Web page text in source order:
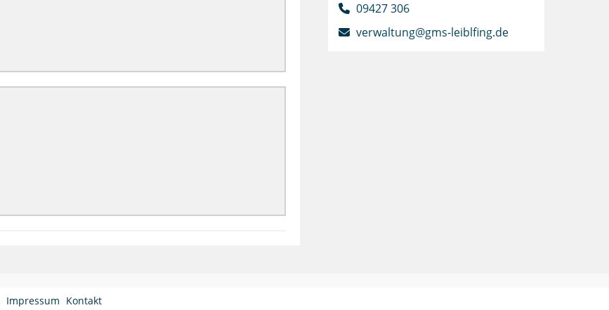
09427 306
verwaltung@gms-leiblfing.de
Impressum Kontakt